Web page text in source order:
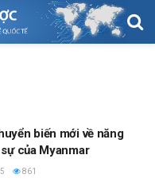
biến mới về năng
của Myanmar
861